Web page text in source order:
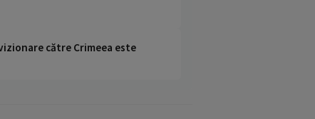
către Crimeea este